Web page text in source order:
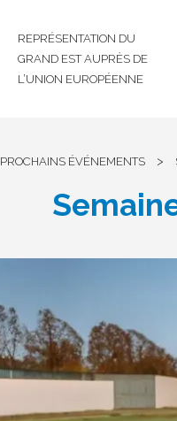
REPRÉSENTATION DU
GRAND EST AUPRÈS DE
L’UNION EUROPÉENNE
PROCHAINS ÉVÉNEMENTS >